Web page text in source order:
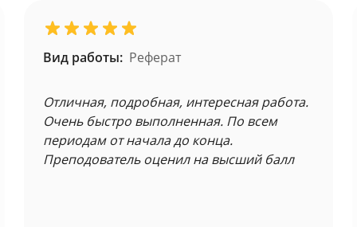
Вид работы: Реферат
Отличная, подробная, интересная работа.
Очень быстро выполненная. По всем
периодам от начала до конца.
Преподователь оценил на высший балл